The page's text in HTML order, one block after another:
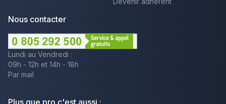
Nous contacter
Lundi au Vendredi :
09h - 12h et 14h - 18h
Par mail
Plus que pro c'est aussi :